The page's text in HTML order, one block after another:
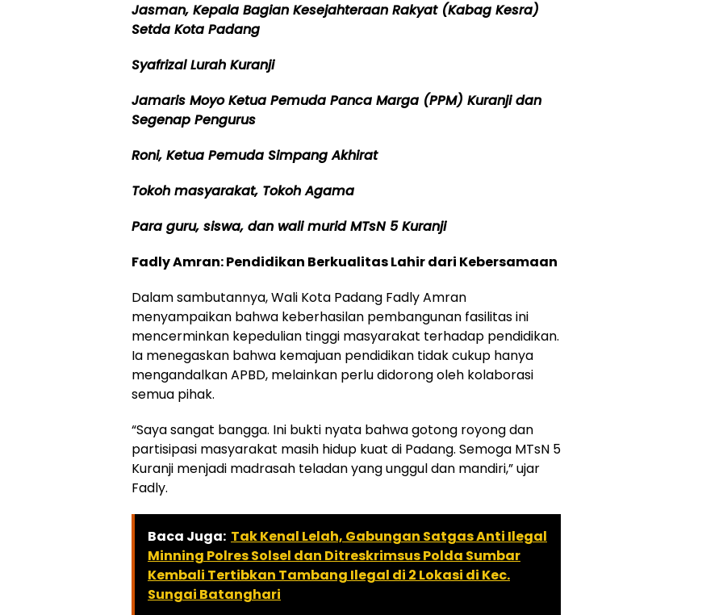
Jasman, Kepala Bagian Kesejahteraan Rakyat (Kabag Kesra)
Setda Kota Padang
Syafrizal Lurah Kuranji
Jamaris Moyo Ketua Pemuda Panca Marga (PPM) Kuranji dan
Segenap Pengurus
Roni, Ketua Pemuda Simpang Akhirat
Tokoh masyarakat, Tokoh Agama
Para guru, siswa, dan wali murid MTsN 5 Kuranji
Fadly Amran: Pendidikan Berkualitas Lahir dari Kebersamaan
Dalam sambutannya, Wali Kota Padang Fadly Amran
menyampaikan bahwa keberhasilan pembangunan fasilitas ini
mencerminkan kepedulian tinggi masyarakat terhadap pendidikan.
Ia menegaskan bahwa kemajuan pendidikan tidak cukup hanya
mengandalkan APBD, melainkan perlu didorong oleh kolaborasi
semua pihak.
“Saya sangat bangga. Ini bukti nyata bahwa gotong royong dan
partisipasi masyarakat masih hidup kuat di Padang. Semoga MTsN 5
Kuranji menjadi madrasah teladan yang unggul dan mandiri,” ujar
Fadly.
Baca Juga: Tak Kenal Lelah, Gabungan Satgas Anti Ilegal
Minning Polres Solsel dan Ditreskrimsus Polda Sumbar
Kembali Tertibkan Tambang Ilegal di 2 Lokasi di Kec.
Sungai Batanghari